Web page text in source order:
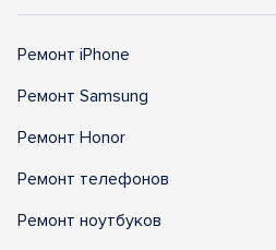
Ремонт iPhone
Ремонт Samsung
Ремонт Honor
Ремонт телефонов
Ремонт ноутбуков